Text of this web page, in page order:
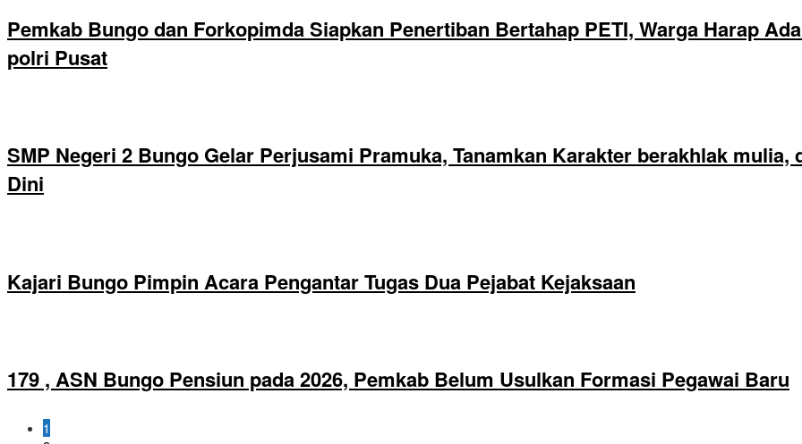
Pemkab Bungo dan Forkopimda Siapkan Penertiban Bertahap PETI, Warga Harap
polri Pusat
SMP Negeri 2 Bungo Gelar Perjusami Pramuka, Tanamkan Karakter berakhlak
Dini
Kajari Bungo Pimpin Acara Pengantar Tugas Dua Pejabat Kejaksaan
179 , ASN Bungo Pensiun pada 2026, Pemkab Belum Usulkan Formasi Pegawai Baru
1